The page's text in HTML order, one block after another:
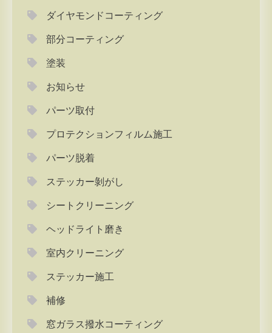
ダイヤモンドコーティング
部分コーティング
塗装
お知らせ
パーツ取付
プロテクションフィルム施工
パーツ脱着
ステッカー剝がし
シートクリーニング
ヘッドライト磨き
室内クリーニング
ステッカー施工
補修
窓ガラス撥水コーティング